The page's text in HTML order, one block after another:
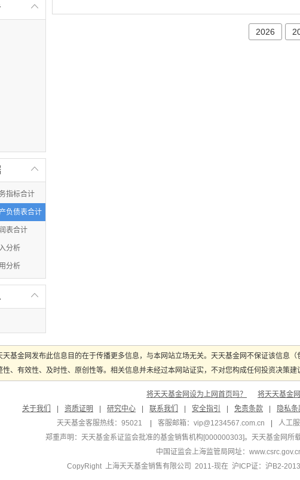


指标合计
负债表合计
表合计
分析
分析

2026
天基金网发布此信息目的在于传播更多信息，与本网站立场无关。天天基金网不保证该信息
性、有效性、及时性、原创性等。相关信息并未经过本网站证实，不对您构成任何投资决策
将天天基金网设为上网首页吗？
将天天基金
关于我们
资质证明 研究中心 联系我们 安全指引 免责条款 隐私条
天天基金客服热线：95021
客服邮箱： vip@1234567.com.cn
人工
郑重声明： 天天基金系证监会批准的基金销售机构[000000303]。天天基金网所
中国证监会上海监管局网址：
CopyRight 上海天天基金销售有限公司 2011-现在 沪ICP证：沪B2-